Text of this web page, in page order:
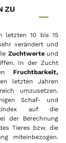
D
letzten 10 bis 15
verändert und
Zuchtwerteund
In der Zucht
Fruchtbarkeit,
letzten Jahren
umzusetzen.
Schaf- und
auf die
der Berechnung
Tieres bzw. die
miteinbezogen.